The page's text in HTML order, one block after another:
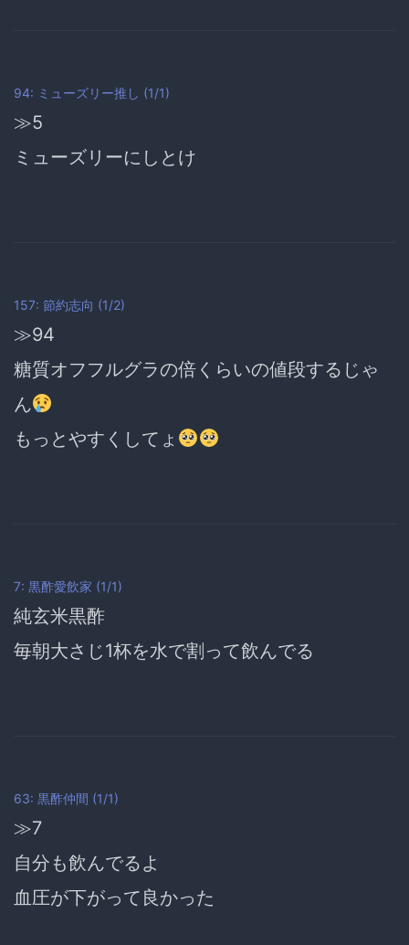
94: ミューズリー推し (1/1)
≫5
ミューズリーにしとけ
157: 節約志向 (1/2)
≫94
糖質オフフルグラの倍くらいの値段するじゃ
ん
もっとやすくしてょ
7: 黒酢愛飲家 (1/1)
純玄米黒酢
毎朝大さじ1杯を水で割って飲んでる
63: 黒酢仲間 (1/1)
≫7
自分も飲んでるよ
血圧が下がって良かった